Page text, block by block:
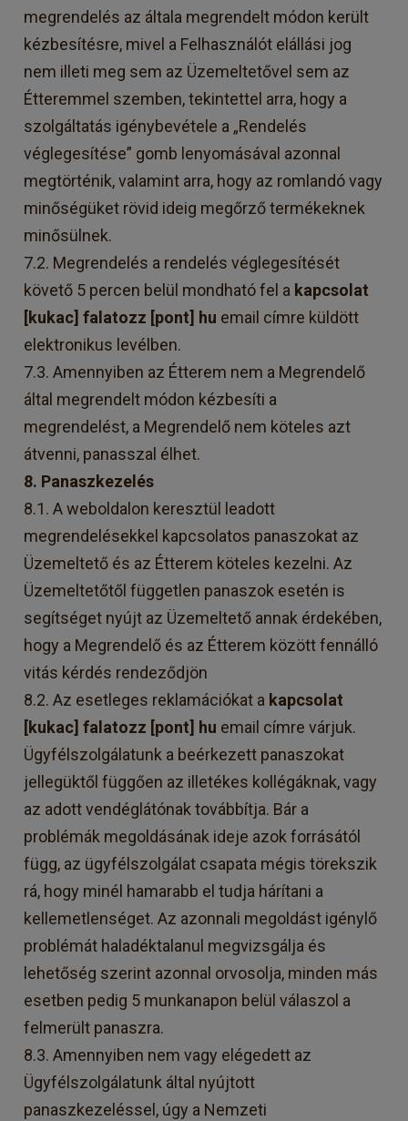
megrendelés az általa megrendelt módon került
kézbesítésre, mivel a Felhasználót elállási jog
nem illeti meg sem az Üzemeltetővel sem az
Étteremmel szemben, tekintettel arra, hogy a
szolgáltatás igénybevétele a „Rendelés
véglegesítése” gomb lenyomásával azonnal
megtörténik, valamint arra, hogy az romlandó vagy
minőségüket rövid ideig megőrző termékeknek
minősülnek.
7.2. Megrendelés a rendelés véglegesítését
követő 5 percen belül mondható fel a kapcsolat
[kukac] falatozz [pont] hu email címre küldött
elektronikus levélben.
7.3. Amennyiben az Étterem nem a Megrendelő
által megrendelt módon kézbesíti a
megrendelést, a Megrendelő nem köteles azt
átvenni, panasszal élhet.
8. Panaszkezelés
8.1. A weboldalon keresztül leadott
megrendelésekkel kapcsolatos panaszokat az
Üzemeltető és az Étterem köteles kezelni. Az
Üzemeltetőtől független panaszok esetén is
segítséget nyújt az Üzemeltető annak érdekében,
hogy a Megrendelő és az Étterem között fennálló
vitás kérdés rendeződjön
8.2. Az esetleges reklamációkat a kapcsolat
[kukac] falatozz [pont] hu email címre várjuk.
Ügyfélszolgálatunk a beérkezett panaszokat
jellegüktől függően az illetékes kollégáknak, vagy
az adott vendéglátónak továbbítja. Bár a
problémák megoldásának ideje azok forrásától
függ, az ügyfélszolgálat csapata mégis törekszik
rá, hogy minél hamarabb el tudja hárítani a
kellemetlenséget. Az azonnali megoldást igénylő
problémát haladéktalanul megvizsgálja és
lehetőség szerint azonnal orvosolja, minden más
esetben pedig 5 munkanapon belül válaszol a
felmerült panaszra.
8.3. Amennyiben nem vagy elégedett az
Ügyfélszolgálatunk által nyújtott
panaszkezeléssel, úgy a Nemzeti